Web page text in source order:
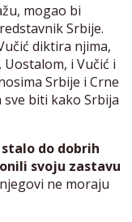
mogao bi
Srbije.
diktira njima,
i Vučić i
Srbije i Crne
biti kako Srbija
do dobrih
svoju zastavu
ne moraju